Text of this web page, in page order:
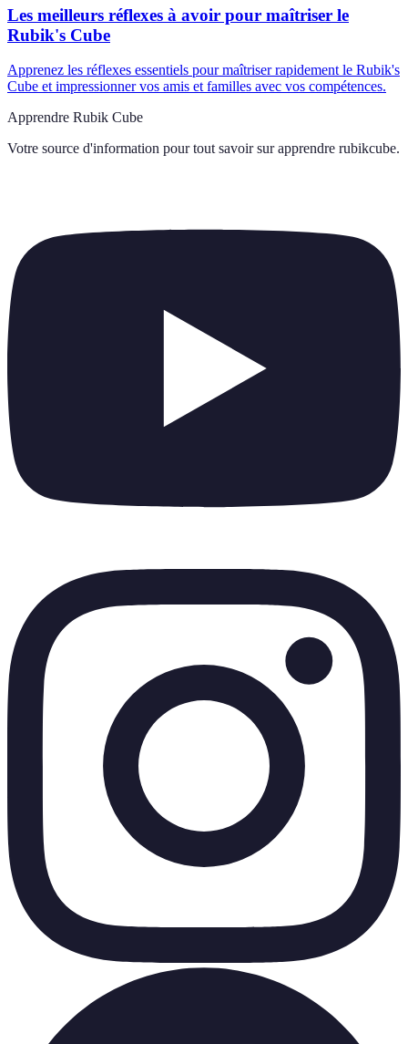
Les meilleurs réflexes à avoir pour maîtriser le
Rubik's Cube
Apprenez les réflexes essentiels pour maîtriser rapidement le Rubik's
Cube et impressionner vos amis et familles avec vos compétences.
Apprendre Rubik Cube
Votre source d'information pour tout savoir sur apprendre rubikcube.